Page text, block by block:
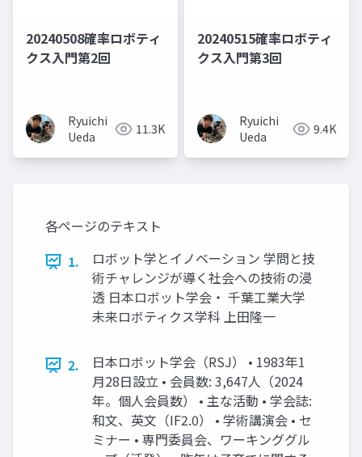
20240508確率ロボティ
クス入門第2回
Ryuichi
Ueda
11.3K
20240515確率ロボティ
クス入門第3回
Ryuichi
Ueda
9.4K
各ページのテキスト
1.
ロボット学とイノベーション 学問と技
術チャレンジが導く社会への技術の浸
透 日本ロボット学会・ 千葉工業大学
未来ロボティクス学科 上田隆一
2.
日本ロボット学会（RSJ） • 1983年1
月28日設立 • 会員数: 3,647人（2024
年。個人会員数） • 主な活動 • 学会誌:
和文、英文（IF2.0） • 学術講演会 • セ
ミナー • 専門委員会、ワーキンググル